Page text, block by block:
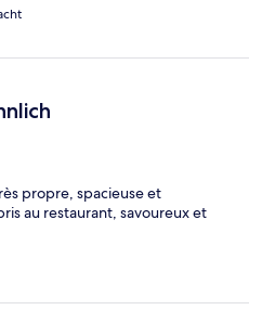
propre, spacieuse et
au restaurant, savoureux et